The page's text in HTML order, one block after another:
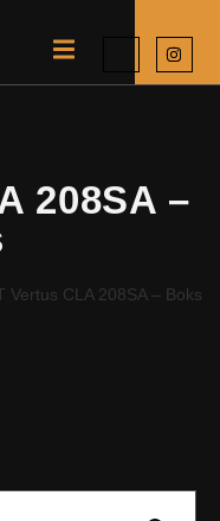
208SA –
Vertus CLA 208SA – Boks